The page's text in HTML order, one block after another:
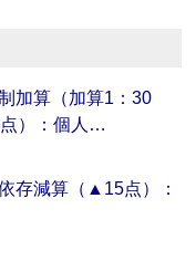
加算（加算1：30
）：個人…
存減算（▲15点）：